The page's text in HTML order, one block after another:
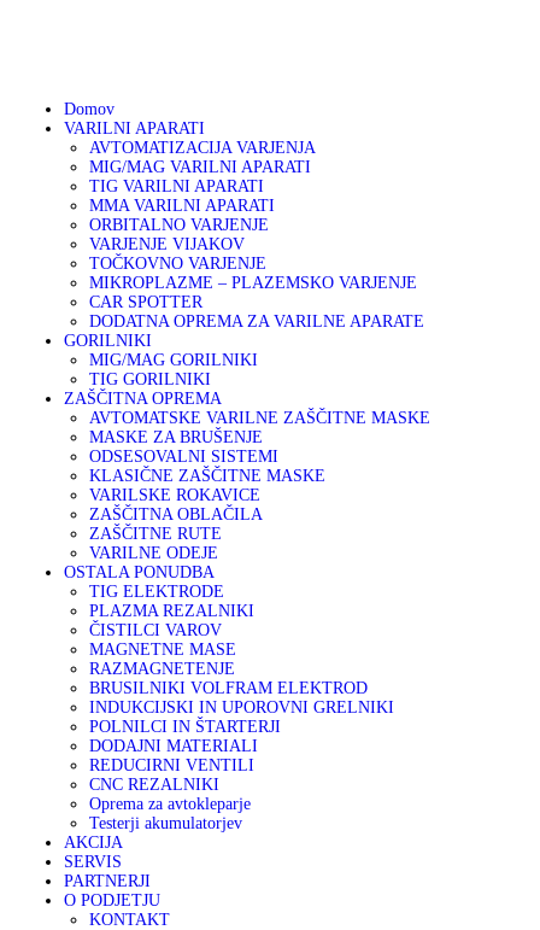
Domov
VARILNI APARATI
AVTOMATIZACIJA VARJENJA
MIG/MAG VARILNI APARATI
TIG VARILNI APARATI
MMA VARILNI APARATI
ORBITALNO VARJENJE
VARJENJE VIJAKOV
TOČKOVNO VARJENJE
MIKROPLAZME – PLAZEMSKO VARJENJE
CAR SPOTTER
DODATNA OPREMA ZA VARILNE APARATE
GORILNIKI
MIG/MAG GORILNIKI
TIG GORILNIKI
ZAŠČITNA OPREMA
AVTOMATSKE VARILNE ZAŠČITNE MASKE
MASKE ZA BRUŠENJE
ODSESOVALNI SISTEMI
KLASIČNE ZAŠČITNE MASKE
VARILSKE ROKAVICE
ZAŠČITNA OBLAČILA
ZAŠČITNE RUTE
VARILNE ODEJE
OSTALA PONUDBA
TIG ELEKTRODE
PLAZMA REZALNIKI
ČISTILCI VAROV
MAGNETNE MASE
RAZMAGNETENJE
BRUSILNIKI VOLFRAM ELEKTROD
INDUKCIJSKI IN UPOROVNI GRELNIKI
POLNILCI IN ŠTARTERJI
DODAJNI MATERIALI
REDUCIRNI VENTILI
CNC REZALNIKI
Oprema za avtokleparje
Testerji akumulatorjev
AKCIJA
SERVIS
PARTNERJI
O PODJETJU
KONTAKT
GORILNIKI
ZAŠČITNA OPREMA
OSTALA PONUDBA
AKCIJA
SERVIS
PARTNERJI
O PODJETJU